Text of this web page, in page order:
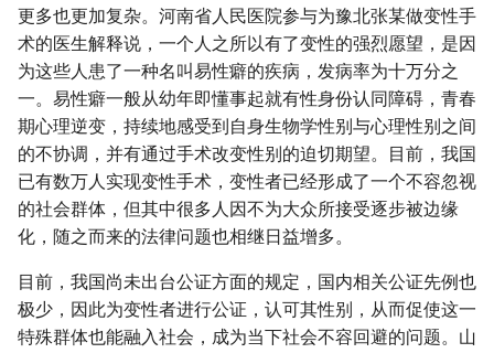
更多也更加复杂。河南省人民医院参与为豫北张某做变性手
术的医生解释说，一个人之所以有了变性的强烈愿望，是因
为这些人患了一种名叫易性癖的疾病，发病率为十万分之
一。易性癖一般从幼年即懂事起就有性身份认同障碍，青春
期心理逆变，持续地感受到自身生物学性别与心理性别之间
的不协调，并有通过手术改变性别的迫切期望。目前，我国
已有数万人实现变性手术，变性者已经形成了一个不容忽视
的社会群体，但其中很多人因不为大众所接受逐步被边缘
化，随之而来的法律问题也相继日益增多。
目前，我国尚未出台公证方面的规定，国内相关公证先例也
极少，因此为变性者进行公证，认可其性别，从而促使这一
特殊群体也能融入社会，成为当下社会不容回避的问题。山